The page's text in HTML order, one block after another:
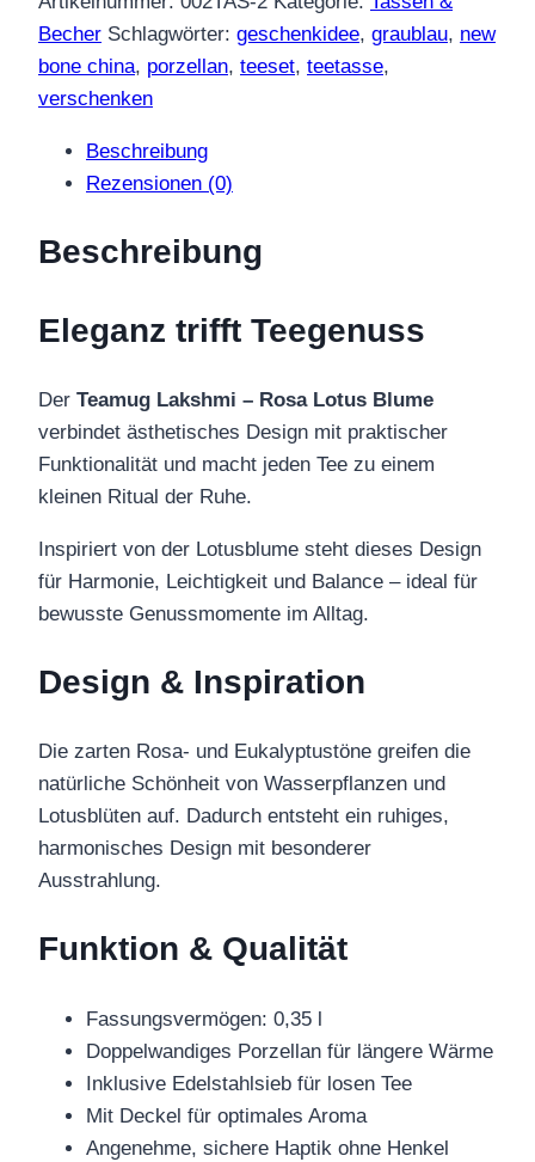
Lotus
0,35
l
Sieb
Menge
Becher Schlagwörter: geschenkidee, graublau, new
bone china, porzellan, teeset, teetasse,
verschenken
Beschreibung
Rezensionen (0)
Beschreibung
Eleganz trifft Teegenuss
Der Teamug Lakshmi – Rosa Lotus Blume
verbindet ästhetisches Design mit praktischer
Funktionalität und macht jeden Tee zu einem
kleinen Ritual der Ruhe.
Inspiriert von der Lotusblume steht dieses Design
für Harmonie, Leichtigkeit und Balance – ideal für
bewusste Genussmomente im Alltag.
Design & Inspiration
Die zarten Rosa- und Eukalyptustöne greifen die
natürliche Schönheit von Wasserpflanzen und
Lotusblüten auf. Dadurch entsteht ein ruhiges,
harmonisches Design mit besonderer
Ausstrahlung.
Funktion & Qualität
Fassungsvermögen: 0,35 l
Doppelwandiges Porzellan für längere Wärme
Inklusive Edelstahlsieb für losen Tee
Mit Deckel für optimales Aroma
Angenehme, sichere Haptik ohne Henkel